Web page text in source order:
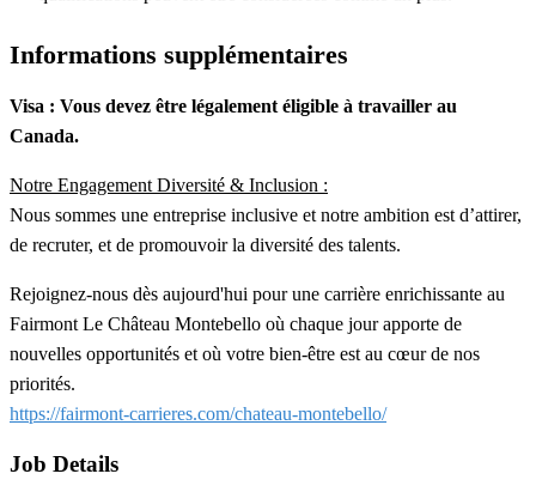
Informations supplémentaires
Visa : Vous devez être légalement éligible à travailler au
Canada.
Notre Engagement Diversité & Inclusion :
Nous sommes une entreprise inclusive et notre ambition est d’attirer,
de recruter, et de promouvoir la diversité des talents.
Rejoignez-nous dès aujourd'hui pour une carrière enrichissante au
Fairmont Le Château Montebello où chaque jour apporte de
nouvelles opportunités et où votre bien-être est au cœur de nos
priorités.
https://fairmont-carrieres.com/chateau-montebello/
Job Details